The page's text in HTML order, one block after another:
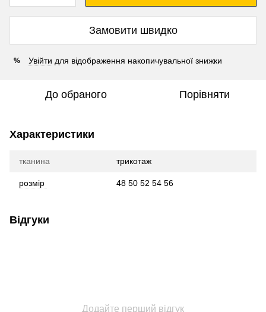
Замовити швидко
% Увійти для відображення накопичувальної знижки
До обраного Порівняти
Характеристики
тканина трикотаж
розмір 48 50 52 54 56
Відгуки
Додайте перший відгук